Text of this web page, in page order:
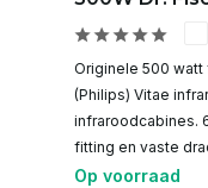
Originele 500 watt
(Philips) Vitae
infraroodcabines.
fitting en vaste
Op voorraad